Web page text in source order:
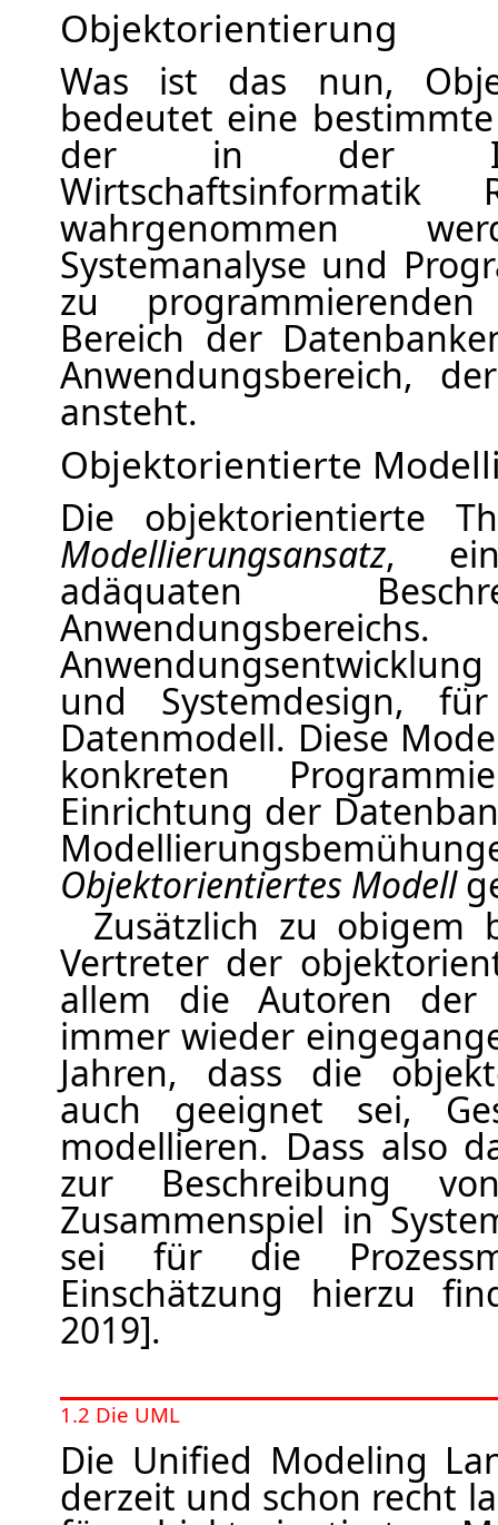
Objektorientierung
Was ist das nun,
bedeutet eine
der in der
Wirtschaftsinformatik
wahrgenommen
Systemanalyse und
zu
Bereich der
Anwendungsbereich,
ansteht.
Objektorientierte
Die objektorientierte
Modellierungsansatz,
adäquaten
und Systemdesign,
Datenmodell. Diese
konkreten
Einrichtung der
Objektorientiertes Modell
Zusätzlich zu obigem
Vertreter der
allem die Autoren der
immer wieder
Jahren, dass die
auch geeignet sei,
modellieren. Dass also
zur Beschreibung
Zusammenspiel in
sei für die
Einschätzung hierzu
2019].
1.2 Die UML
Die Unified Modeling
derzeit und schon recht